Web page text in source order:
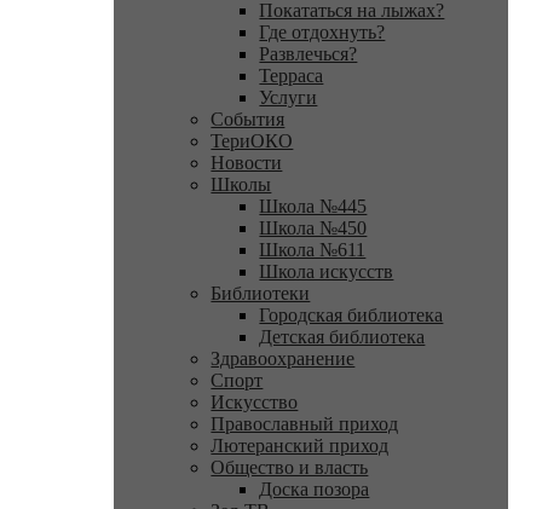
Покататься на лыжах?
Где отдохнуть?
Развлечься?
Терраса
Услуги
События
ТериОКО
Новости
Школы
Школа №445
Школа №450
Школа №611
Школа искусств
Библиотеки
Городская библиотека
Детская библиотека
Здравоохранение
Спорт
Искусство
Православный приход
Лютеранский приход
Общество и власть
Доска позора